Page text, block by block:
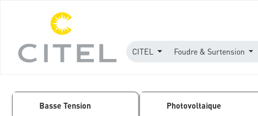
CITEL Foudre & Surtension
Basse Tension Photovoltaique